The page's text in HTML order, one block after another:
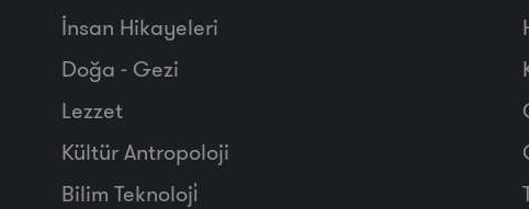
İnsan Hikayeleri
Doğa - Gezi
Lezzet
Kültür Antropoloji
Bilim Teknoloji̇